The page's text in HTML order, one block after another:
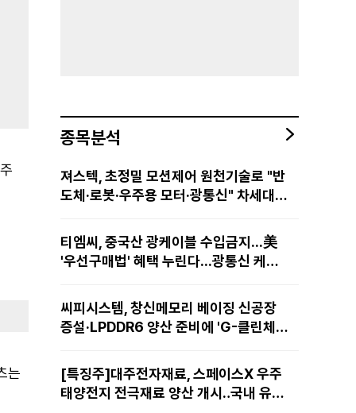
는
종목분석
져스텍, 초정밀 모션제어 원천기술로 "반
도체·로봇·우주용 모터·광통신" 차세대
티엠씨, 중국산 광케이블 수입금지...美
'우선구매법' 혜택 누린다...광통신 케이
씨피시스템, 창신메모리 베이징 신공장
증설·LPDDR6 양산 준비에 'G-클린체
[특징주]대주전자재료, 스페이스X 우주
태양전지 전극재료 양산 개시‥국내 유일